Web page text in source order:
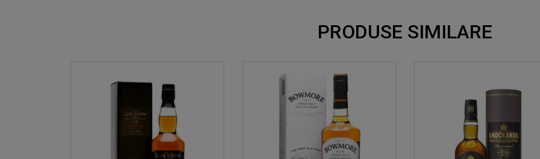
PRODUSE SIMILARE